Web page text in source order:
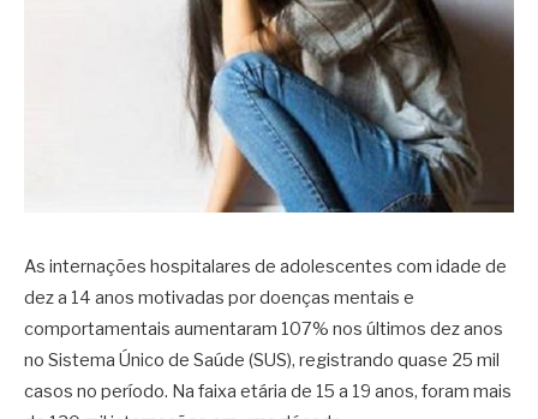
As internações hospitalares de adolescentes com idade de
dez a 14 anos motivadas por doenças mentais e
comportamentais aumentaram 107% nos últimos dez anos
no Sistema Único de Saúde (SUS), registrando quase 25 mil
casos no período. Na faixa etária de 15 a 19 anos, foram mais